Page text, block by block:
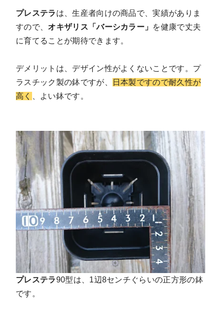
プレステラ は、生産者向けの商品で、実績がありま
すので、 オキザリス「バーシカラー」 を健康で丈夫
に育てることが期待できます。
デメリットは、デザイン性がよくないことです。プ
ラスチック製の鉢ですが、
日本製ですので耐久性が
高く
、よい鉢です。
プレステラ90型は、1辺8センチぐらいの正方形の鉢
です。